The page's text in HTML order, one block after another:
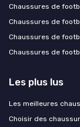
Chaussures de
Chaussures de
Chaussures de
Chaussures de
Les plus lus
Les meilleures
Choisir des